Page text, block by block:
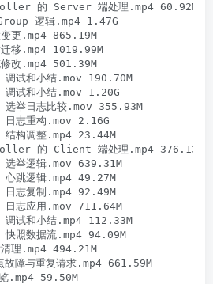
的 Server 端处理.mp4 60.92M
逻辑.mp4 1.47G
更.mp4 865.19M
移.mp4 1019.99M
改.mp4 501.39M